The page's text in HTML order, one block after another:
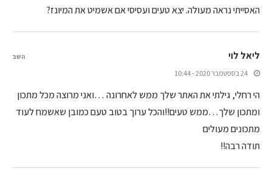
האסייתי נראה מעולה. יצא טעים ועסיסי אם אשמיט את המיונז?
ליאל לוי
24 בספטמבר 2020 - 10:44
הי רחלי, גילתי את האתר שלך ממש לאחרונה …ואני מרוצה מכל מתכון
ומתכון שלך…ממש טעים!!והכל ערוך בטוב טעם כמובן שאשמח לעוד
מתכונים מעולים
תודה רבה!!
השב